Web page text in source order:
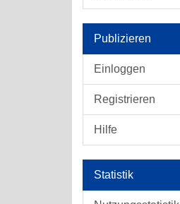
Publizieren
Einloggen
Registrieren
Hilfe
Statistik